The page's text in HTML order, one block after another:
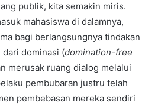
publik, kita semakin miris.
mahasiswa di dalamnya,
bagi berlangsungnya tindakan
dominasi (domination-free
merusak ruang dialog melalui
pembubaran justru telah
pembebasan mereka sendiri